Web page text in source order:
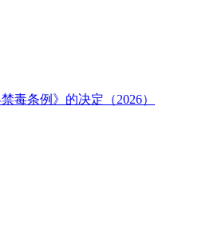
毒条例》的决定（2026）